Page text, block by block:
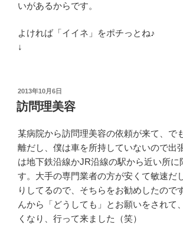
いがあるからです。
よければ「イイネ」をポチっとね♪
↓
投
稿
日:
2013年10月6日
訪問理美容
某病院から訪問理美容の依頼が来て、で
離だし、僕は車を所持していないので出
は地下鉄沿線かJR沿線の駅から近い所に
す。大手の専門業者の方が安くて敏速だ
りしてるので、そちらをお勧めしたので
んから「どうしても」とお願いをされて
くなり、行って来ました（笑）